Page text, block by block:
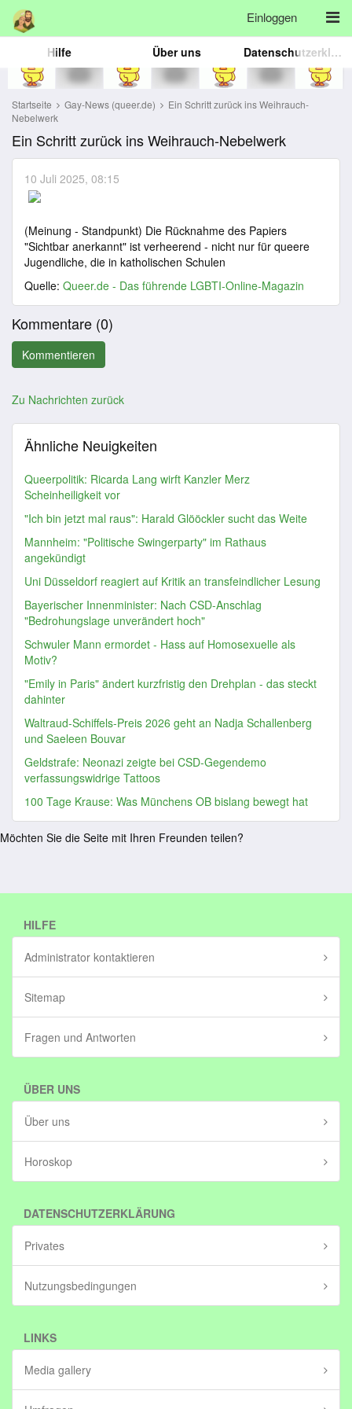
Einloggen
Hilfe Über uns Datenschutzerklärung
Startseite Gay-News (queer.de)
Ein Schritt zurück ins Weihrauch-
Nebelwerk
Ein Schritt zurück ins Weihrauch-Nebelwerk
10 Juli 2025, 08:15
(Meinung - Standpunkt) Die Rücknahme des Papiers
"Sichtbar anerkannt" ist verheerend - nicht nur für queere
Jugendliche, die in katholischen Schulen
Quelle: Queer.de - Das führende LGBTI-Online-Magazin
Kommentare (0)
Zu Nachrichten zurück
Ähnliche Neuigkeiten
Queerpolitik: Ricarda Lang wirft Kanzler Merz
Scheinheiligkeit vor
"Ich bin jetzt mal raus": Harald Glööckler sucht das Weite
Mannheim: "Politische Swingerparty" im Rathaus
angekündigt
Uni Düsseldorf reagiert auf Kritik an transfeindlicher Lesung
Bayerischer Innenminister: Nach CSD-Anschlag
"Bedrohungslage unverändert hoch"
Schwuler Mann ermordet - Hass auf Homosexuelle als
Motiv?
"Emily in Paris" ändert kurzfristig den Drehplan - das steckt
dahinter
Waltraud-Schiffels-Preis 2026 geht an Nadja Schallenberg
und Saeleen Bouvar
Geldstrafe: Neonazi zeigte bei CSD-Gegendemo
verfassungswidrige Tattoos
100 Tage Krause: Was Münchens OB bislang bewegt hat
Möchten Sie die Seite mit Ihren Freunden teilen?
HILFE
Administrator kontaktieren
Sitemap
Fragen und Antworten
ÜBER UNS
Über uns
Horoskop
DATENSCHUTZERKLÄRUNG
Privates
Nutzungsbedingungen
LINKS
Media gallery